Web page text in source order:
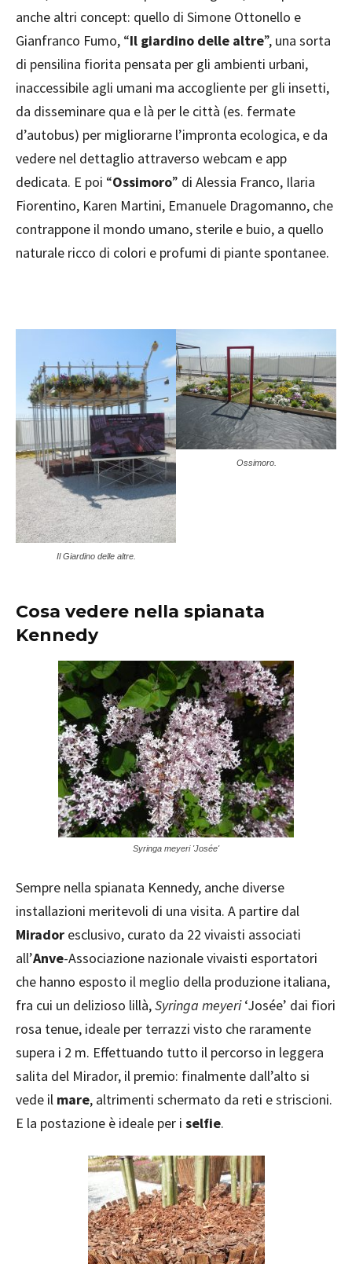
anche altri concept: quello di Simone Ottonello e
Gianfranco Fumo, “Il giardino delle altre”, una sorta
di pensilina fiorita pensata per gli ambienti urbani,
inaccessibile agli umani ma accogliente per gli insetti,
da disseminare qua e là per le città (es. fermate
d’autobus) per migliorarne l’impronta ecologica, e da
vedere nel dettaglio attraverso webcam e app
dedicata. E poi “Ossimoro” di Alessia Franco, Ilaria
Fiorentino, Karen Martini, Emanuele Dragomanno, che
contrappone il mondo umano, sterile e buio, a quello
naturale ricco di colori e profumi di piante spontanee.
Il Giardino delle altre.
Ossimoro.
Cosa vedere nella spianata
Kennedy
Syringa meyeri 'Josée'
Sempre nella spianata Kennedy, anche diverse
installazioni meritevoli di una visita. A partire dal
Mirador esclusivo, curato da 22 vivaisti associati
all’Anve-Associazione nazionale vivaisti esportatori
che hanno esposto il meglio della produzione italiana,
fra cui un delizioso lillà,Syringa meyeri‘Josée’ dai fiori
rosa tenue, ideale per terrazzi visto che raramente
supera i 2 m. Effettuando tutto il percorso in leggera
salita del Mirador, il premio: finalmente dall’alto si
vede il mare, altrimenti schermato da reti e striscioni.
E la postazione è ideale per i selfie.